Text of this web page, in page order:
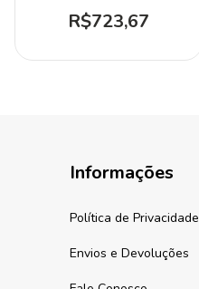
R$723,67
Informações
Política de Privacidade
Envios e Devoluções